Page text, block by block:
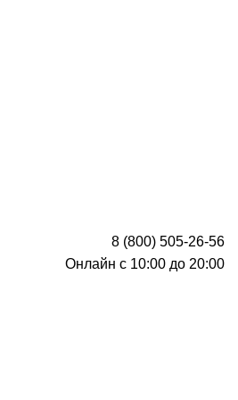
8 (800) 505-26-56
Онлайн с 10:00 до 20:00